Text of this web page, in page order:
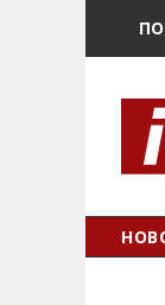
ЖЕНСКО ЗДРАВЈЕ